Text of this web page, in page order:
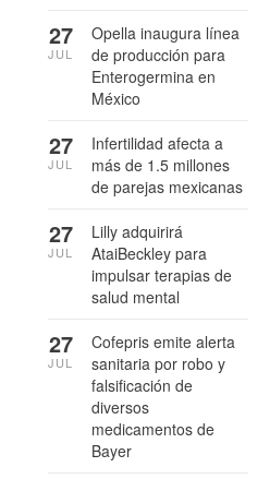
Opella inaugura línea
de producción para
Enterogermina en
México
27
JUL
Infertilidad afecta a
más de 1.5 millones
de parejas mexicanas
27
JUL
Lilly adquirirá
AtaiBeckley para
impulsar terapias de
salud mental
27
JUL
Cofepris emite alerta
sanitaria por robo y
falsificación de
diversos
medicamentos de
Bayer
27
JUL